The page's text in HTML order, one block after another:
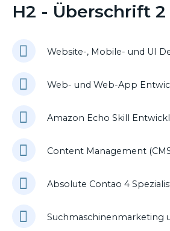
H2 - Überschrift 2
Website-, Mobile- und UI
Web- und Web-App
Amazon Echo Skill
Content Management
Absolute Contao 4
Suchmaschinenmarketing